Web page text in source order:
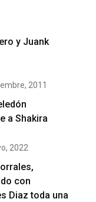
y Juank
2011
a Shakira
2022
con
Diaz toda una